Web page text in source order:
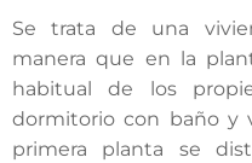
Se trata de una
manera que en la
habitual de los
dormitorio con baño y
primera planta se